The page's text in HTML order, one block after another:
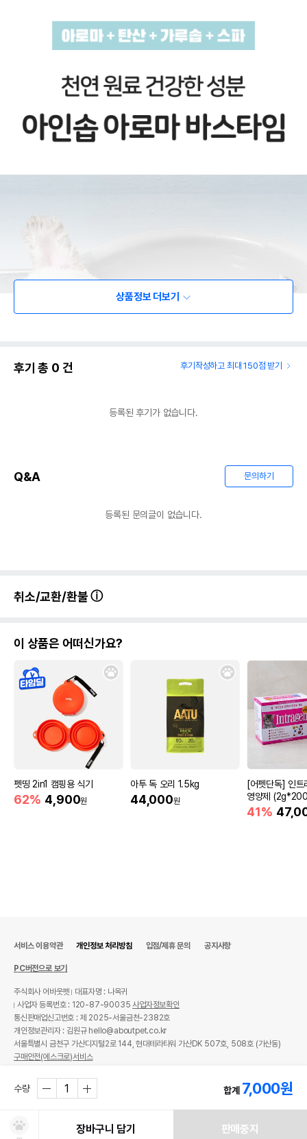
상품정보 더보기
후기 총 0 건 후기작성하고 최대 150점 받기
등록된 후기가 없습니다.
Q&A 문의하기
등록된 문의글이 없습니다.
취소/교환/환불
이 상품은 어떠신가요?
펫띵 2in1 캠핑용 식기
62% 4,900원
아투 독 오리 1.5kg
44,000원
[어펫단독] 인트
영양제
41%
수량 합계 7,000원
장바구니 담기 판매중지
서비스 이용약관 개인정보 처리방침 입점/제휴 문의 공지사항
PC버전으로 보기
주식회사 어바웃펫
대표자명 : 나옥귀
사업자 등록번호 : 120-87-90035사업자정보확인
통신판매업신고번호 : 제 2025-서울금천-2382호
개인정보관리자 : 김원규 hello@aboutpet.co.kr
서울특별시 금천구 가산디지털2로 144, 현대테라타워 가산DK 507호, 508호 (가산동)
구매안전(에스크로)서비스